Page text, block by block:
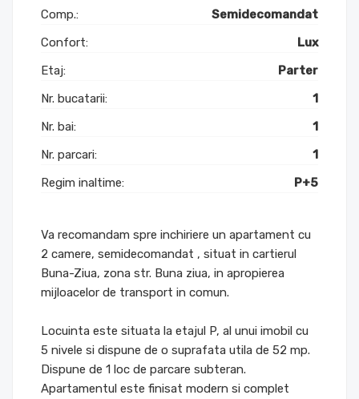
Comp.:
Semidecomandat
Confort:
Lux
Etaj:
Parter
Nr. bucatarii:
1
Nr. bai:
1
Nr. parcari:
1
Regim inaltime:
P+5
Va recomandam spre inchiriere un apartament cu
2 camere, semidecomandat , situat in cartierul
Buna-Ziua, zona str. Buna ziua, in apropierea
mijloacelor de transport in comun.
Locuinta este situata la etajul P, al unui imobil cu
5 nivele si dispune de o suprafata utila de 52 mp.
Dispune de 1 loc de parcare subteran.
Apartamentul este finisat modern si complet